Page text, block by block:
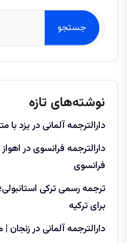
جستجو
نوشته‌های تازه
دارالترجمه آلمانی در یزد
دارالترجمه فرانسوی در
فرانسوی
ترجمه رسمی ترکی
برای ترکیه
دارالترجمه آلمانی در زنجان